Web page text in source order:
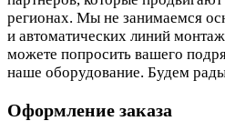
регионах. Мы не занимаемся
и автоматических линий
можете попросить вашего
наше оборудование. Будем рады
Оформление заказа